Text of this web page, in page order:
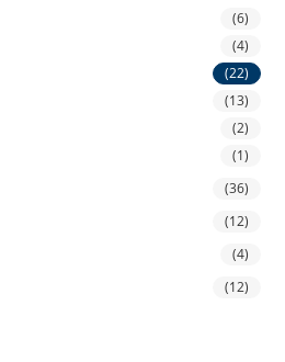
(6)
(4)
(22)
(13)
(2)
(1)
(36)
(12)
(4)
(12)